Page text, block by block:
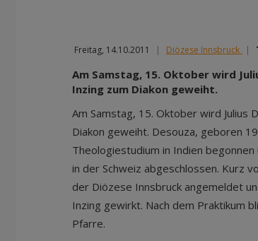
Freitag, 14.10.2011 | Diözese Innsbruck |
Am Samstag, 15. Oktober wird
Inzing zum Diakon geweiht.
Am Samstag, 15. Oktober wird Julius
Diakon geweiht. Desouza, geboren
Theologiestudium in Indien
in der Schweiz abgeschlossen. Kurz
der Diözese Innsbruck angemeldet
Inzing gewirkt. Nach dem Praktikum
Pfarre.